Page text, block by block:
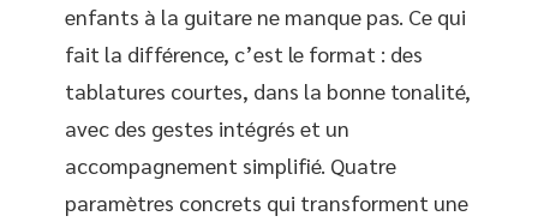
enfants à la guitare ne manque pas. Ce qui
fait la différence, c’est le format : des
tablatures courtes, dans la bonne tonalité,
avec des gestes intégrés et un
accompagnement simplifié. Quatre
paramètres concrets qui transforment une